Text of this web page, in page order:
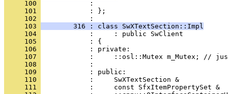
     100
     101
            : };
     102
     103
        316 : class SwXTextSection::Impl
     104
     105
     106
     107
     108
     109
     110
     111